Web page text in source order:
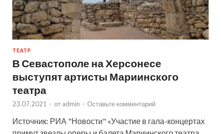
ТЕАТР
В Севастополе на Херсонесе
выступят артисты Мариинского
театра
23.07.2021 - от admin - Оставьте комментарий
Источник: РИА "Новости" «Участие в гала-концертах